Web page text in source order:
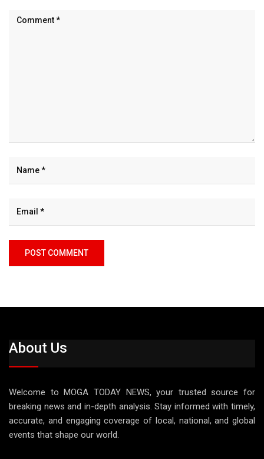
About Us
Welcome to MOGA TODAY NEWS, your trusted source for
breaking news and in-depth analysis. Stay informed with timely,
accurate, and engaging coverage of local, national, and global
events that shape our world.